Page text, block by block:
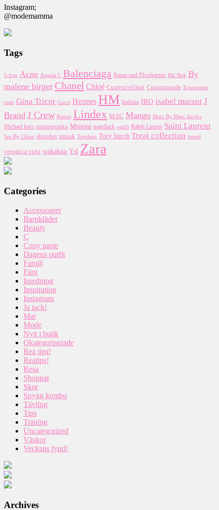
Instagram;
@modemamma
Tags
5-free Acne Angela C Balenciaga Baum und Pferdgarten Bik Bok By
malene birger Chanel Chloé Current/elliott Custommade Equipment
essie Gina Tricot Gucci Hermes HM Indiska IRO isabel marant J
Brand J Crew Kenzo Lindex MAC Mango Marc By Marc Jacobs
Michael kors minnetonka Missoni nagellack outfit Ralph Lauren Saint Laurent
See By Chloe skönhet smink Topshop Tory burch Treat collection tweed
veronica virta wakakuu Ysl Zara
Categories
Accessoarer
Barnkläder
Beauty
C
Copy paste
Dagens outfit
Familj
Färg
Inredning
Inspiration
Instagram
Ja tack!
Mat
Mode
Nytt i butik
Okategoriserade
Rea tips!
Reatips!
Resa
Shoppat
Skor
Snygg kombo
Tävling
Tips
Träning
Uncategorized
Väskor
Veckans fynd!
Archives